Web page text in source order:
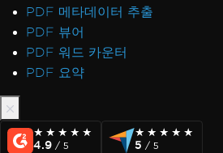
PDF 메타데이터 추출
PDF 뷰어
PDF 워드 카운터
PDF 요약
★★★★★
★★★★★
4.9 / 5
★★★★★
★★★★★
5 / 5